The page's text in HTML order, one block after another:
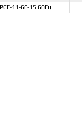
РСГ-11-60-15 60Гц